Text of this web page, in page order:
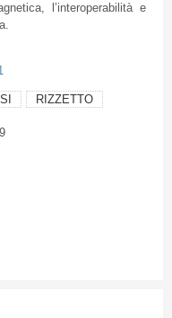
l’interoperabilità e
RIZZETTO